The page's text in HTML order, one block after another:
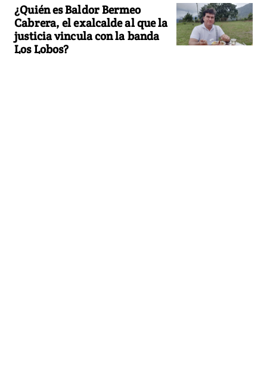
¿Quién es Baldor Bermeo
Cabrera, el exalcalde al que la
justicia vincula con la banda
Los Lobos?